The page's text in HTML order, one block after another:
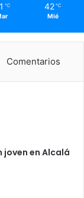
℃ 42 ℃
Mié
Comentarios
joven en Alcalá